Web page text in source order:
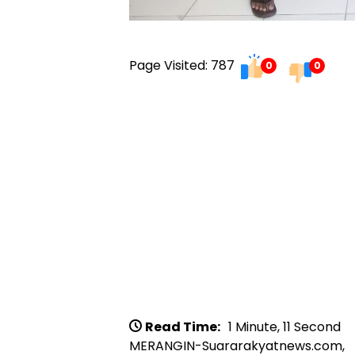
Page Visited: 787 0 0
Read Time: 1 Minute, 11 Second
MERANGIN-Suararakyatnews.com,